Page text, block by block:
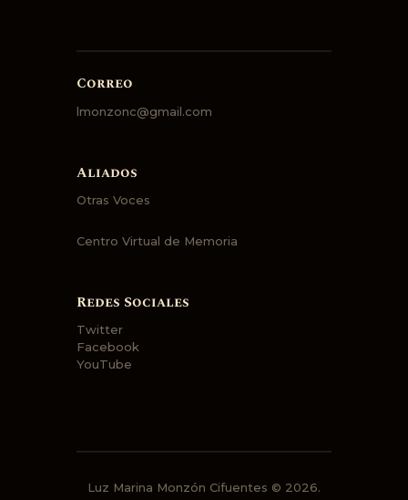
Correo
lmonzonc@gmail.com
Aliados
Otras Voces
Centro Virtual de Memoria
Redes Sociales
Twitter
Facebook
YouTube
Luz Marina Monzón Cifuentes © 2026.